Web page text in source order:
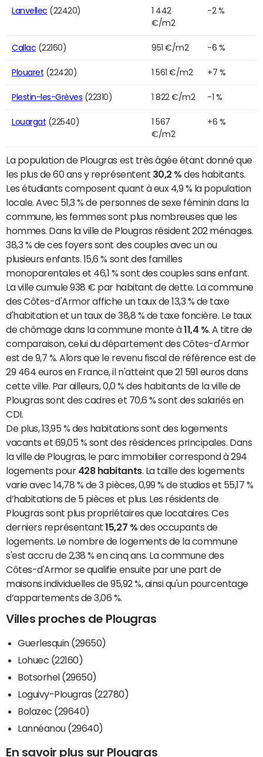
Lanvellec (22420)
1 442
€/m2
-2 %
Callac (22160) 951 €/m2 -6 %
Plouaret (22420) 1 561 €/m2 +7 %
Plestin-les-Grèves (22310) 1 822 €/m2 -1 %
Louargat (22540)
1 567
€/m2
+6 %
La population de Plougras est très âgée étant donné que
les plus de 60 ans y représentent 30,2 % des habitants.
Les étudiants composent quant à eux 4,9 % la population
locale. Avec 51,3 % de personnes de sexe féminin dans la
commune, les femmes sont plus nombreuses que les
hommes. Dans la ville de Plougras résident 202 ménages.
38,3 % de ces foyers sont des couples avec un ou
plusieurs enfants. 15,6 % sont des familles
monoparentales et 46,1 % sont des couples sans enfant.
La ville cumule 938 € par habitant de dette. La commune
des Côtes-d'Armor affiche un taux de 13,3 % de taxe
d'habitation et un taux de 38,8 % de taxe foncière. Le taux
de chômage dans la commune monte à11,4 %. A titre de
comparaison, celui du département des Côtes-d'Armor
est de 9,7 %. Alors que le revenu fiscal de référence est de
29 464 euros en France, il n'atteint que 21 591 euros dans
cette ville. Par ailleurs, 0,0 % des habitants de la ville de
Plougras sont des cadres et 70,6 % sont des salariés en
CDI.
De plus, 13,95 % des habitations sont des logements
vacants et 69,05 % sont des résidences principales. Dans
la ville de Plougras, le parc immobilier correspond à 294
logements pour 428 habitants. La taille des logements
varie avec 14,78 % de 3 pièces, 0,99 % de studios et 55,17 %
d’habitations de 5 pièces et plus. Les résidents de
Plougras sont plus propriétaires que locataires. Ces
derniers représentant15,27 % des occupants de
logements. Le nombre de logements de la commune
s'est accru de 2,38 % en cinq ans. La commune des
Côtes-d'Armor se qualifie ensuite par une part de
maisons individuelles de 95,92 %, ainsi qu'un pourcentage
d’appartements de 3,06 %.
Villes proches de Plougras
Guerlesquin (29650)
Lohuec (22160)
Botsorhel (29650)
Loguivy-Plougras (22780)
Bolazec (29640)
Lannéanou (29640)
En savoir plus sur Plougras